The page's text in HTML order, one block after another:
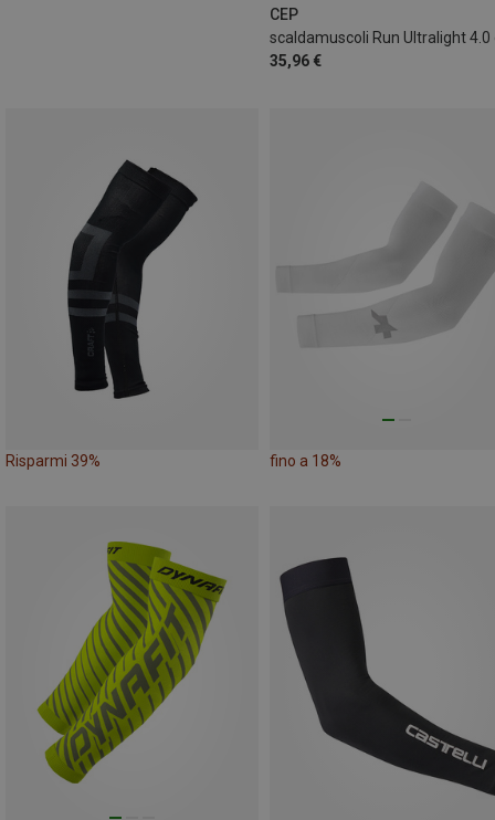
CEP
35,96 €
32|33|34|35|36|37|38
39|40|41|42|43|44
Risparmi 39% fino a 18%